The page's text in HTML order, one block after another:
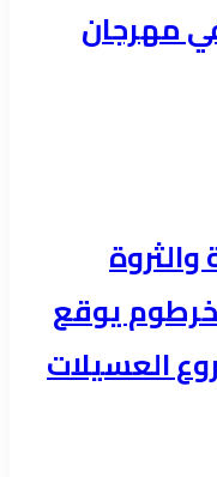
مهرجان
والثروة
يوقع
العسيلات